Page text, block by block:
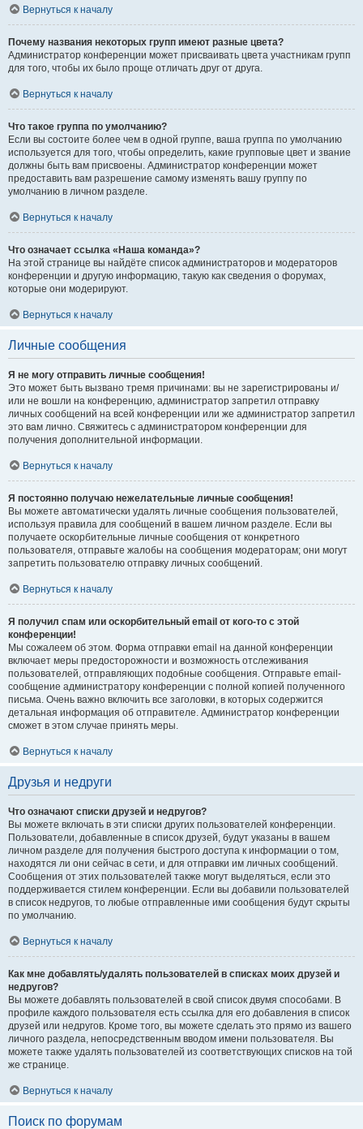
Вернуться к началу
Почему названия некоторых групп имеют разные цвета?
Администратор конференции может присваивать цвета участникам групп
для того, чтобы их было проще отличать друг от друга.
Вернуться к началу
Что такое группа по умолчанию?
Если вы состоите более чем в одной группе, ваша группа по умолчанию
используется для того, чтобы определить, какие групповые цвет и звание
должны быть вам присвоены. Администратор конференции может
предоставить вам разрешение самому изменять вашу группу по
умолчанию в личном разделе.
Вернуться к началу
Что означает ссылка «Наша команда»?
На этой странице вы найдёте список администраторов и модераторов
конференции и другую информацию, такую как сведения о форумах,
которые они модерируют.
Вернуться к началу
Личные сообщения
Я не могу отправить личные сообщения!
Это может быть вызвано тремя причинами: вы не зарегистрированы и/
или не вошли на конференцию, администратор запретил отправку
личных сообщений на всей конференции или же администратор запретил
это вам лично. Свяжитесь с администратором конференции для
получения дополнительной информации.
Вернуться к началу
Я постоянно получаю нежелательные личные сообщения!
Вы можете автоматически удалять личные сообщения пользователей,
используя правила для сообщений в вашем личном разделе. Если вы
получаете оскорбительные личные сообщения от конкретного
пользователя, отправьте жалобы на сообщения модераторам; они могут
запретить пользователю отправку личных сообщений.
Вернуться к началу
Я получил спам или оскорбительный email от кого-то с этой
конференции!
Мы сожалеем об этом. Форма отправки email на данной конференции
включает меры предосторожности и возможность отслеживания
пользователей, отправляющих подобные сообщения. Отправьте email-
сообщение администратору конференции с полной копией полученного
письма. Очень важно включить все заголовки, в которых содержится
детальная информация об отправителе. Администратор конференции
сможет в этом случае принять меры.
Вернуться к началу
Друзья и недруги
Что означают списки друзей и недругов?
Вы можете включать в эти списки других пользователей конференции.
Пользователи, добавленные в список друзей, будут указаны в вашем
личном разделе для получения быстрого доступа к информации о том,
находятся ли они сейчас в сети, и для отправки им личных сообщений.
Сообщения от этих пользователей также могут выделяться, если это
поддерживается стилем конференции. Если вы добавили пользователей
в список недругов, то любые отправленные ими сообщения будут скрыты
по умолчанию.
Вернуться к началу
Как мне добавлять/удалять пользователей в списках моих друзей и
недругов?
Вы можете добавлять пользователей в свой список двумя способами. В
профиле каждого пользователя есть ссылка для его добавления в список
друзей или недругов. Кроме того, вы можете сделать это прямо из вашего
личного раздела, непосредственным вводом имени пользователя. Вы
можете также удалять пользователей из соответствующих списков на той
же странице.
Вернуться к началу
Поиск по форумам